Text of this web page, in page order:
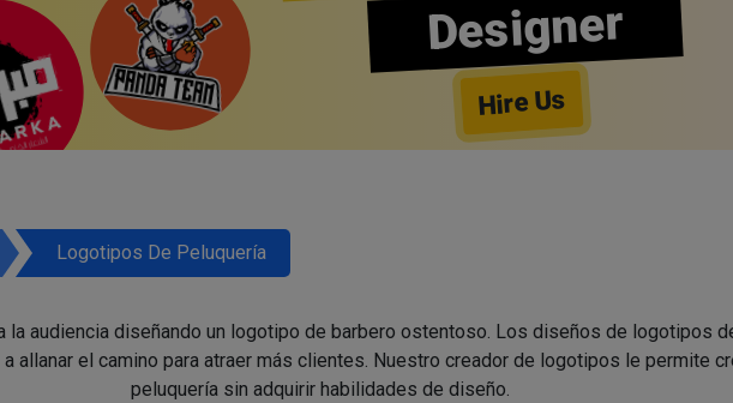
Designer
Hire Us
Logotipos De Peluquería
audiencia diseñando un logotipo de barbero ostentoso. Los diseños de logotipos
allanar el camino para atraer más clientes. Nuestro creador de logotipos le permite
peluquería sin adquirir habilidades de diseño.